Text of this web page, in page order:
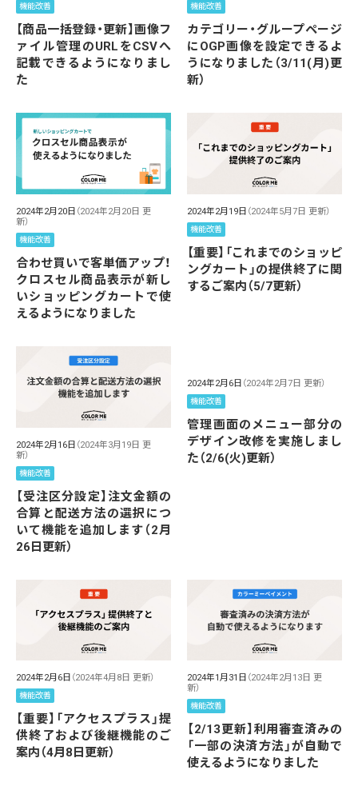
機能改善
【商品一括登録・更新】画像フ
ァイル管理のURLをCSVへ
記載できるようになりまし
た
機能改善
カテゴリー・グループページ
にOGP画像を設定できるよ
うになりました（3/11(月)更
新）
2024年2月20日 （2024年2月20日 更
新）
機能改善
合わせ買いで客単価アップ！
クロスセル商品表示が新し
いショッピングカートで使
えるようになりました
2024年2月19日 （2024年5月7日 更新）
機能改善
【重要】「これまでのショッピ
ングカート」の提供終了に関
するご案内（5/7更新）
2024年2月16日 （2024年3月19日 更
新）
機能改善
【受注区分設定】注文金額の
合算と配送方法の選択につ
いて機能を追加します（2月
26日更新）
2024年2月6日 （2024年2月7日 更新）
機能改善
管理画面のメニュー部分の
デザイン改修を実施しまし
た（2/6(火)更新）
2024年2月6日 （2024年4月8日 更新）
機能改善
【重要】「アクセスプラス」提
供終了および後継機能のご
案内（4月8日更新）
2024年1月31日 （2024年2月13日 更
新）
機能改善
【2/13更新】利用審査済みの
「一部の決済方法」が自動で
使えるようになりました